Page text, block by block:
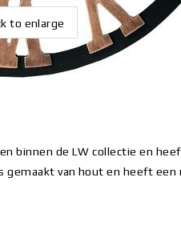
to enlarge
binnen de LW collectie en
gemaakt van hout en heeft een